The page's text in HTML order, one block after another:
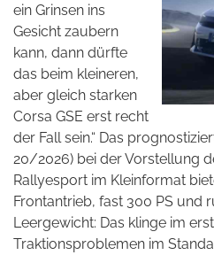
ein Grinsen ins
Gesicht zaubern
kann, dann dürfte
das beim kleineren,
aber gleich starken
Corsa GSE erst recht
der Fall sein.“ Das
20/2026) bei der Vorstellung
Rallyesport im Kleinformat
Frontantrieb, fast 300 PS und
Leergewicht: Das klinge im
Traktionsproblemen im